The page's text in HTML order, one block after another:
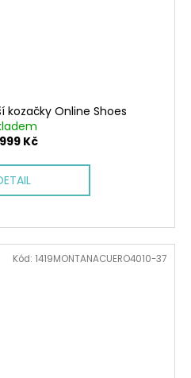
kozačky Online Shoes
Kč
Kód: 1419MONTANACUERO4010-37